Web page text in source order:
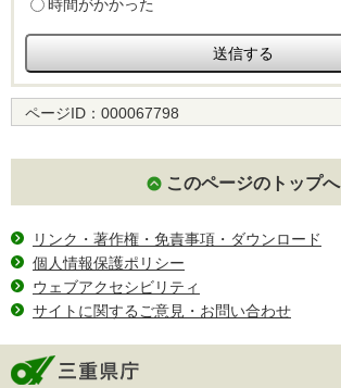
時間がかかった
ページID： 000067798
このページのトップへ
リンク・著作権・免責事項・ダウンロード
個人情報保護ポリシー
ウェブアクセシビリティ
サイトに関するご意見・お問い合わせ